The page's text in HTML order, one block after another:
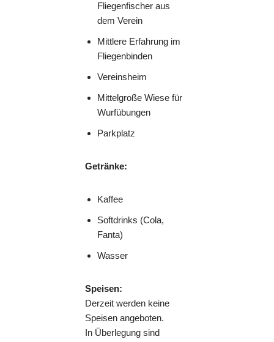
Fliegenfischer aus
dem Verein
Mittlere Erfahrung im
Fliegenbinden
Vereinsheim
Mittelgroße Wiese für
Wurfübungen
Parkplatz
Getränke:
Kaffee
Softdrinks (Cola,
Fanta)
Wasser
Speisen:
Derzeit werden keine
Speisen angeboten.
In Überlegung sind